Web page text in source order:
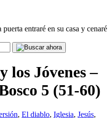
entraré en su casa y cenaré
los Jóvenes –
5 (51-60)
, El diablo, Iglesia, Jesús,